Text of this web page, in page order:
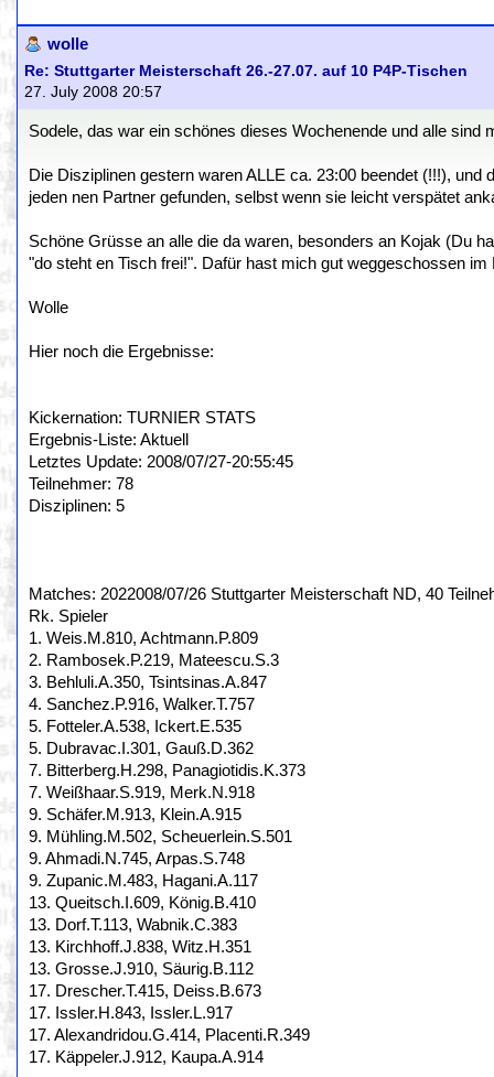
wolle
Re: Stuttgarter Meisterschaft 26.-27.07. auf 10 P4P-Tischen
27. July 2008 20:57
Sodele, das war ein schönes dieses Wochenende und alle
Die Disziplinen gestern waren ALLE ca. 23:00 beendet (!!!),
jeden nen Partner gefunden, selbst wenn sie leicht verspätet
Schöne Grüsse an alle die da waren, besonders an Kojak (Du
"do steht en Tisch frei!". Dafür hast mich gut weggeschossen im
Wolle
Hier noch die Ergebnisse:
Kickernation: TURNIER STATS
Ergebnis-Liste: Aktuell
Letztes Update: 2008/07/27-20:55:45
Teilnehmer: 78
Disziplinen: 5
Matches: 2022008/07/26 Stuttgarter Meisterschaft ND, 40
Rk. Spieler
1. Weis.M.810, Achtmann.P.809
2. Rambosek.P.219, Mateescu.S.3
3. Behluli.A.350, Tsintsinas.A.847
4. Sanchez.P.916, Walker.T.757
5. Fotteler.A.538, Ickert.E.535
5. Dubravac.I.301, Gauß.D.362
7. Bitterberg.H.298, Panagiotidis.K.373
7. Weißhaar.S.919, Merk.N.918
9. Schäfer.M.913, Klein.A.915
9. Mühling.M.502, Scheuerlein.S.501
9. Ahmadi.N.745, Arpas.S.748
9. Zupanic.M.483, Hagani.A.117
13. Queitsch.I.609, König.B.410
13. Dorf.T.113, Wabnik.C.383
13. Kirchhoff.J.838, Witz.H.351
13. Grosse.J.910, Säurig.B.112
17. Drescher.T.415, Deiss.B.673
17. Issler.H.843, Issler.L.917
17. Alexandridou.G.414, Placenti.R.349
17. Käppeler.J.912, Kaupa.A.914